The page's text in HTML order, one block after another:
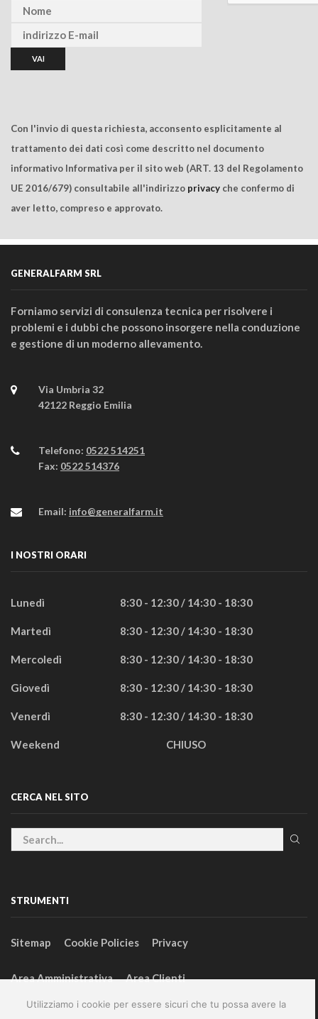
Utilizziamo i cookie per essere sicuri che tu possa avere la
Con l'invio di questa richiesta, acconsento esplicitamente al
trattamento dei dati così come descritto nel documento
informativo Informativa per il sito web (ART. 13 del Regolamento
UE 2016/679) consultabile all'indirizzo privacy che confermo di
aver letto, compreso e approvato.
GENERALFARM SRL
Forniamo servizi di consulenza tecnica per risolvere i
problemi e i dubbi che possono insorgere nella conduzione
e gestione di un moderno allevamento.
Via Umbria 32
42122 Reggio Emilia
Telefono: 0522 514251
Fax: 0522 514376
Email: info@generalfarm.it
I NOSTRI ORARI
Lunedì 8:30 - 12:30 / 14:30 - 18:30
Martedì 8:30 - 12:30 / 14:30 - 18:30
Mercoledì 8:30 - 12:30 / 14:30 - 18:30
Giovedì 8:30 - 12:30 / 14:30 - 18:30
Venerdì 8:30 - 12:30 / 14:30 - 18:30
Weekend CHIUSO
CERCA NEL SITO
STRUMENTI
Sitemap Cookie Policies Privacy
Area Amministrativa Area Clienti